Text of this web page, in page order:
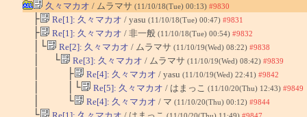
久々マカオ / ムラマサ (11/10/18(Tue) 00:13) #9830
├ Re[1]: 久々マカオ / yasu (11/10/18(Tue) 00:47) #9831
├ Re[1]: 久々マカオ / 非一般 (11/10/18(Tue) 00:54) #9832
│└ Re[2]: 久々マカオ / ムラマサ (11/10/19(Wed) 08:22) #9838
│ └ Re[3]: 久々マカオ / ムラマサ (11/10/19(Wed) 08:42) #9839
│ ├ Re[4]: 久々マカオ / yasu (11/10/19(Wed) 22:41) #9842
│ │└ Re[5]: 久々マカオ / はまっこ (11/10/20(Thu) 12:43) #9849
│ └ Re[4]: 久々マカオ / マ (11/10/20(Thu) 00:12) #9844